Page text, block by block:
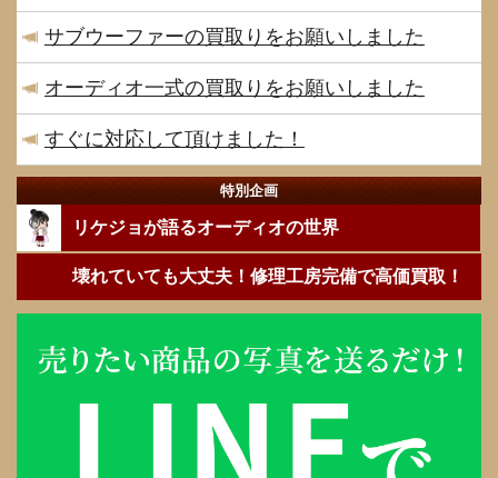
サブウーファーの買取りをお願いしました
オーディオ一式の買取りをお願いしました
すぐに対応して頂けました！
特別企画
リケジョが語るオーディオの世界
壊れていても大丈夫！修理工房完備で高価買取！